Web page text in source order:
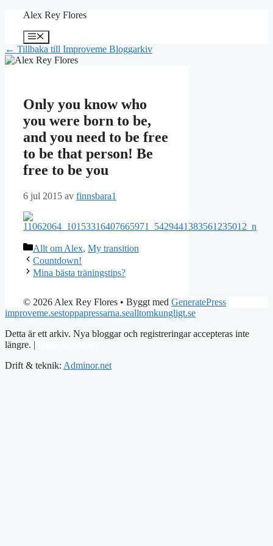
Hoppa
innehåll
Alex Rey Flores
Meny
← Tillbaka till Improveme Bloggarkiv
Only you know who
you were born to be,
and you need to be free
to be that person! Be
free to be you
6 jul 2015 av finnsbara1
Kategorier
Allt om Alex, My transition
Countdown!
Mina bästa träningstips?
© 2026 Alex Rey Flores • Byggt med GeneratePress
improveme.sestoppapressarna.sealltomkungligt.se
Detta är ett arkiv. Nya bloggar och registreringar accepteras inte
längre. |
Drift & teknik: Adminor.net